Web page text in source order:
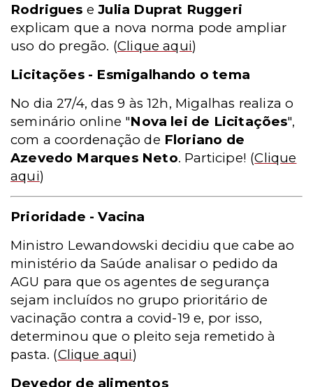
Rodrigues eJulia Duprat Ruggeri
explicam que a nova norma pode ampliar
uso do pregão. (Clique aqui)
Licitações - Esmigalhando o tema
No dia 27/4, das 9 às 12h, Migalhas realiza o
seminário online "Nova lei de Licitações",
com a coordenação de Floriano de
Azevedo Marques Neto. Participe! (Clique
aqui)
Prioridade - Vacina
Ministro Lewandowski decidiu que cabe ao
ministério da Saúde analisar o pedido da
AGU para que os agentes de segurança
sejam incluídos no grupo prioritário de
vacinação contra a covid-19 e, por isso,
determinou que o pleito seja remetido à
pasta. (Clique aqui)
Devedor de alimentos